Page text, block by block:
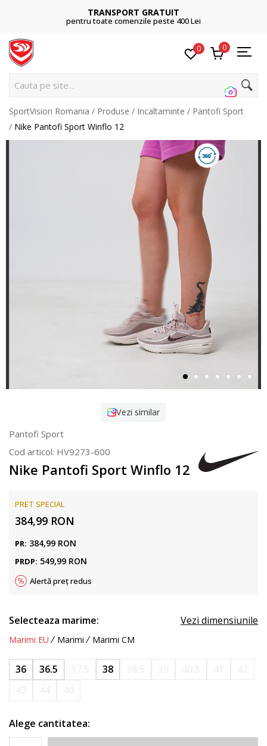
TRANSPORT GRATUIT
pentru toate comenzile peste 400 Lei
0 0
Cauta pe site...
SportVision Romania Produse Incaltaminte
Pantofi Sport
Nike Pantofi Sport Winflo 12
Vezi similar
Pantofi Sport
Cod articol: HV9273-600
Nike Pantofi Sport Winflo 12
PRET SPECIAL
384,99 RON
PR: 384,99 RON
PRDP: 549,99 RON
Alertă preț redus
Selecteaza marime: Vezi dimensiunile
Marimi EU Marimi Marimi CM
36 36.5 38
Alege cantitatea: